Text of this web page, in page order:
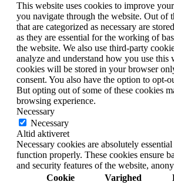
This website uses cookies to improve
you navigate through the website. Out of
that are categorized as necessary are
as they are essential for the working of
the website. We also use third-party
analyze and understand how you use this
cookies will be stored in your browser
consent. You also have the option to opt-
But opting out of some of these cookies
browsing experience.
Necessary
Necessary
Altid aktiveret
Necessary cookies are absolutely
function properly. These cookies ensure
and security features of the website,
Cookie
Varighed